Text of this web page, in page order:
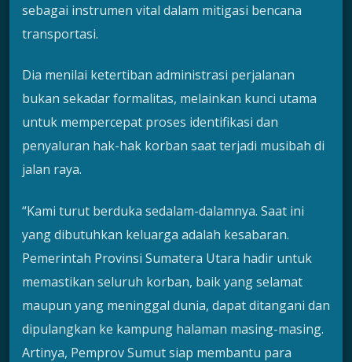
sebagai instrumen vital dalam mitigasi bencana
transportasi.
Dia menilai ketertiban administrasi perjalanan
bukan sekadar formalitas, melainkan kunci utama
untuk mempercepat proses identifikasi dan
penyaluran hak-hak korban saat terjadi musibah di
jalan raya.
“Kami turut berduka sedalam-dalamnya. Saat ini
yang dibutuhkan keluarga adalah kesabaran.
Pemerintah Provinsi Sumatera Utara hadir untuk
memastikan seluruh korban, baik yang selamat
maupun yang meninggal dunia, dapat ditangani dan
dipulangkan ke kampung halaman masing-masing.
Artinya, Pemprov Sumut siap membantu para